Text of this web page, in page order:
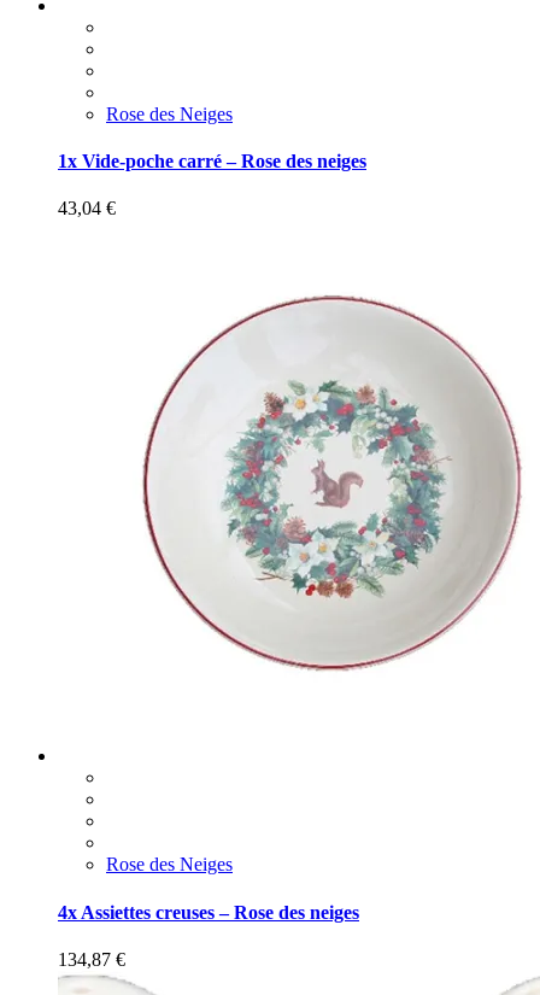
Rose des Neiges
1x Vide-poche carré – Rose des neiges
43,04 €
Rose des Neiges
4x Assiettes creuses – Rose des neiges
134,87 €